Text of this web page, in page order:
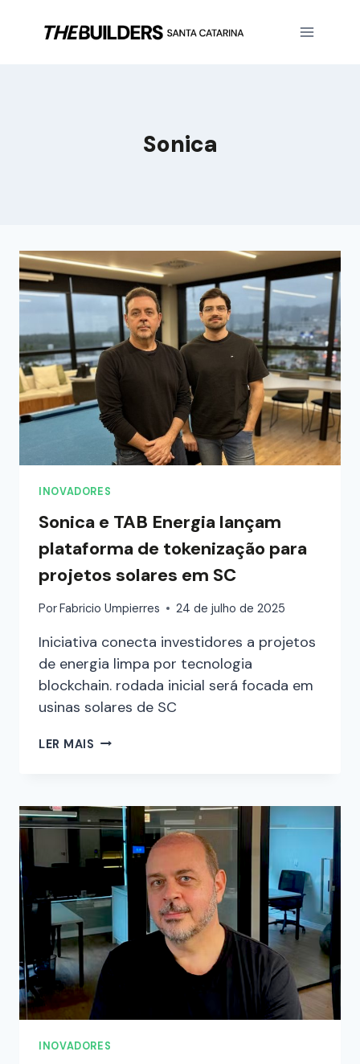
Sonica
INOVADORES
Sonica e TAB Energia lançam
plataforma de tokenização para
projetos solares em SC
PorFabricio Umpierres 24 de julho de 2025
Iniciativa conecta investidores a projetos
de energia limpa por tecnologia
blockchain. rodada inicial será focada em
usinas solares de SC
LER MAIS
INOVADORES